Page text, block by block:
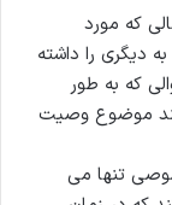
که مورد
دیگری را داشته
که به طور
موضوع وصیت
تنها می